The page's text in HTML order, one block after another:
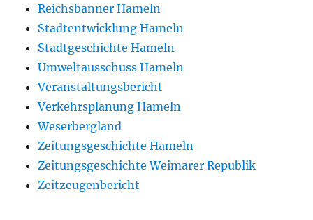
Reichsbanner Hameln
Stadtentwicklung Hameln
Stadtgeschichte Hameln
Umweltausschuss Hameln
Veranstaltungsbericht
Verkehrsplanung Hameln
Weserbergland
Zeitungsgeschichte Hameln
Zeitungsgeschichte Weimarer Republik
Zeitzeugenbericht